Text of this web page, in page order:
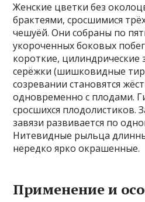
Женские цветки без
брактеями, сросшимися
чешуёй. Они собраны по
укороченных боковых
короткие, цилиндрические
серёжки (шишковидные
созревании становятся
одновременно с плодами.
сросшихся плодолистиков.
завязи развивается по
Нитевидные рыльца
нередко ярко окрашенные.
Применение и